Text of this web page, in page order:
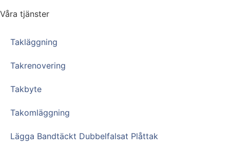
Våra tjänster
Takläggning
Takrenovering
Takbyte
Takomläggning
Lägga Bandtäckt Dubbelfalsat Plåttak